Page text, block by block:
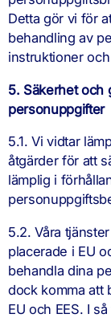
Detta gör vi för
behandling av
instruktioner
5. Säkerhet och
personuppgifter
5.1. Vi vidtar
åtgärder för att
lämplig i
5.2. Våra
placerade i EU
behandla dina
dock komma att
EU och EES. I